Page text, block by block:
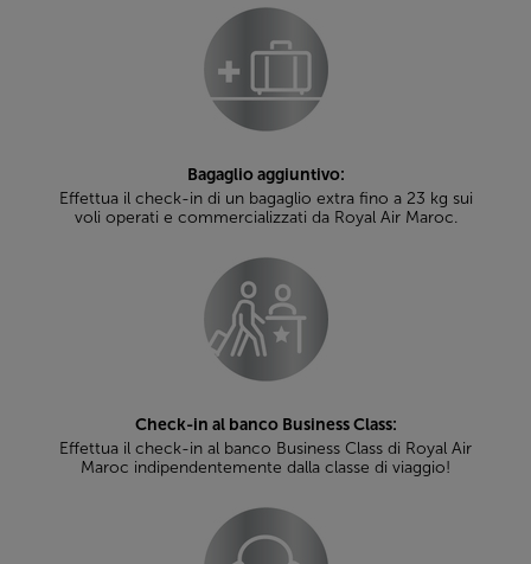
Bagaglio aggiuntivo:
Effettua il check-in di un bagaglio extra fino a 23 kg sui
voli operati e commercializzati da Royal Air Maroc.
Check-in al banco Business Class:
Effettua il check-in al banco Business Class di Royal Air
Maroc indipendentemente dalla classe di viaggio!